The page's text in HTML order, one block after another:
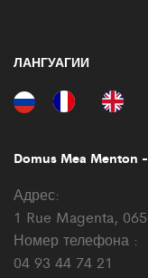
ЛАНГУАГИИ
Domus Mea Menton
Адрес:
1 Rue Magenta,
Номер телефона :
04 93 44 74 21